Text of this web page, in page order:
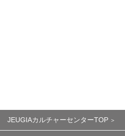
JEUGIAカルチャーセンターTOP